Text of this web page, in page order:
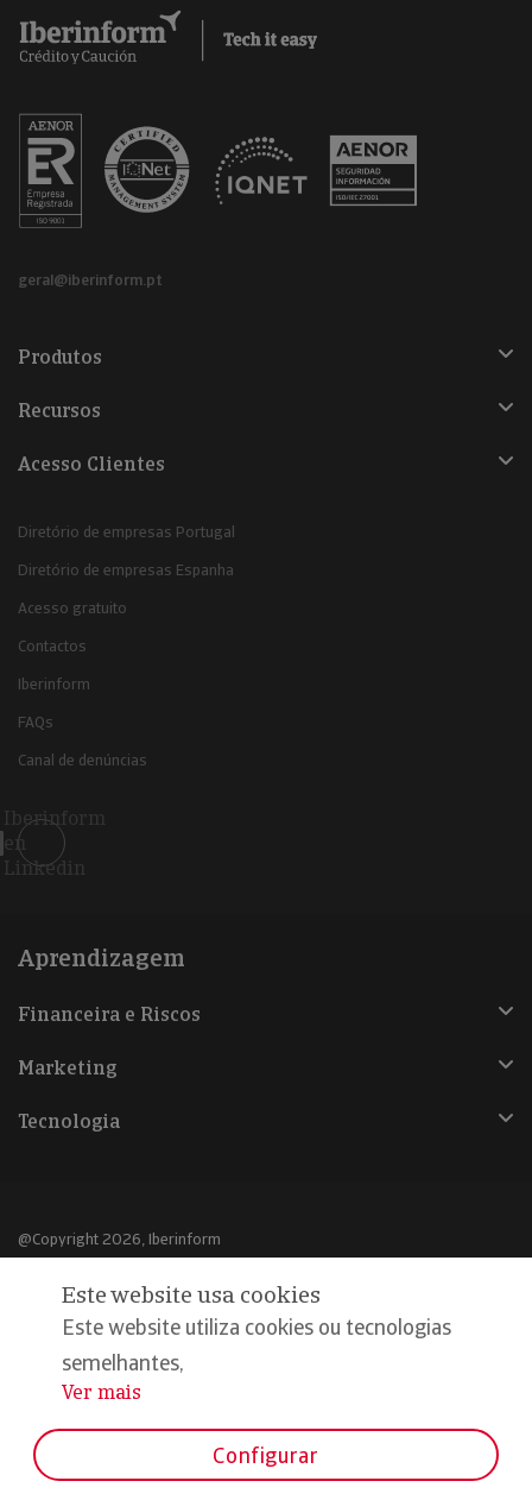
geral@iberinform.pt
Produtos
Recursos
Acesso Clientes
Diretório de empresas Portugal
Diretório de empresas Espanha
Acesso gratuito
Contactos
Iberinform
FAQs
Canal de denúncias
Iberinform
en
Linkedin
Aprendizagem
Financeira e Riscos
Marketing
Tecnologia
@Copyright 2026, Iberinform
Aviso legal
Política de cookies
Declaração de privacidade
Este website usa cookies
Este website utiliza cookies ou tecnologias
semelhantes,
...
Ver mais
Configurar